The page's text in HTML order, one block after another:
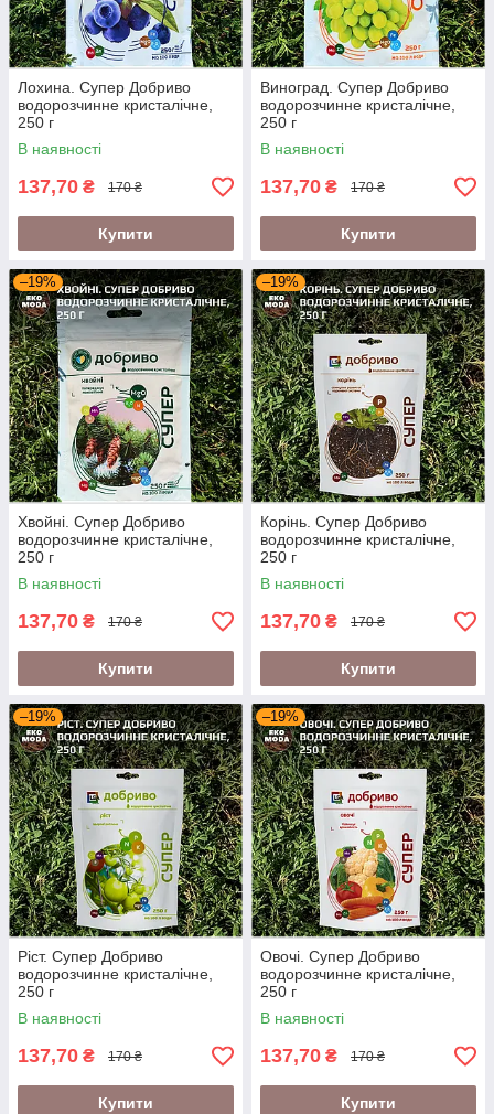
Лохина. Супер Добриво
водорозчинне кристалічне,
250 г
В наявності
137,70 ₴ 170 ₴
Купити
Виноград. Супер Добриво
водорозчинне кристалічне,
250 г
В наявності
137,70 ₴ 170 ₴
Купити
–19%
Хвойні. Супер Добриво
водорозчинне кристалічне,
250 г
В наявності
137,70 ₴ 170 ₴
Купити
–19%
Корінь. Супер Добриво
водорозчинне кристалічне,
250 г
В наявності
137,70 ₴ 170 ₴
Купити
–19%
Ріст. Супер Добриво
водорозчинне кристалічне,
250 г
В наявності
137,70 ₴ 170 ₴
Купити
–19%
Овочі. Супер Добриво
водорозчинне кристалічне,
250 г
В наявності
137,70 ₴ 170 ₴
Купити